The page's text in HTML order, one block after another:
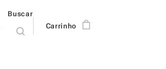
Buscar
Carrinho